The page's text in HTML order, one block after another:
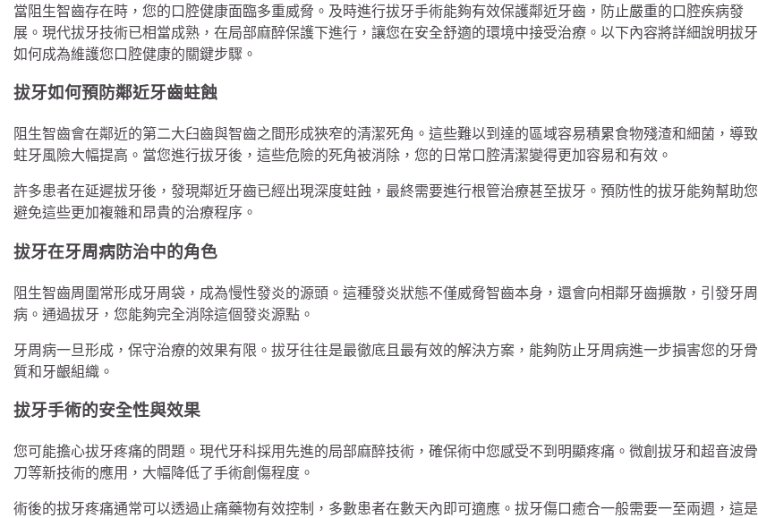
當阻生智齒存在時，您的口腔健康面臨多重威脅。及時進行拔牙手術能夠有效保護鄰近牙齒，防止嚴重的口腔疾病發
展。現代拔牙技術已相當成熟，在局部麻醉保護下進行，讓您在安全舒適的環境中接受治療。以下內容將詳細說明拔牙
如何成為維護您口腔健康的關鍵步驟。
拔牙如何預防鄰近牙齒蛀蝕
阻生智齒會在鄰近的第二大臼齒與智齒之間形成狹窄的清潔死角。這些難以到達的區域容易積累食物殘渣和細菌，導致
蛀牙風險大幅提高。當您進行拔牙後，這些危險的死角被消除，您的日常口腔清潔變得更加容易和有效。
許多患者在延遲拔牙後，發現鄰近牙齒已經出現深度蛀蝕，最終需要進行根管治療甚至拔牙。預防性的拔牙能夠幫助您
避免這些更加複雜和昂貴的治療程序。
拔牙在牙周病防治中的角色
阻生智齒周圍常形成牙周袋，成為慢性發炎的源頭。這種發炎狀態不僅威脅智齒本身，還會向相鄰牙齒擴散，引發牙周
病。通過拔牙，您能夠完全消除這個發炎源點。
牙周病一旦形成，保守治療的效果有限。拔牙往往是最徹底且最有效的解決方案，能夠防止牙周病進一步損害您的牙骨
質和牙齦組織。
拔牙手術的安全性與效果
您可能擔心拔牙疼痛的問題。現代牙科採用先進的局部麻醉技術，確保術中您感受不到明顯疼痛。微創拔牙和超音波骨
刀等新技術的應用，大幅降低了手術創傷程度。
術後的拔牙疼痛通常可以透過止痛藥物有效控制，多數患者在數天內即可適應。拔牙傷口癒合一般需要一至兩週，這是